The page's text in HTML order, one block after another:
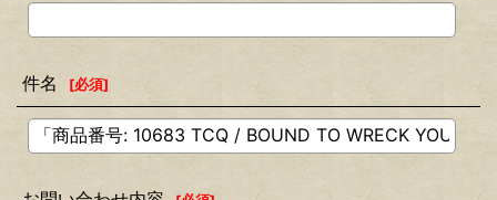
件名 [必須]